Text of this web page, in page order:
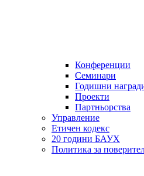
Конференции
Семинари
Годишни
Проекти
Партньорства
Управление
Етичен кодекс
20 години БАУХ
Политика за